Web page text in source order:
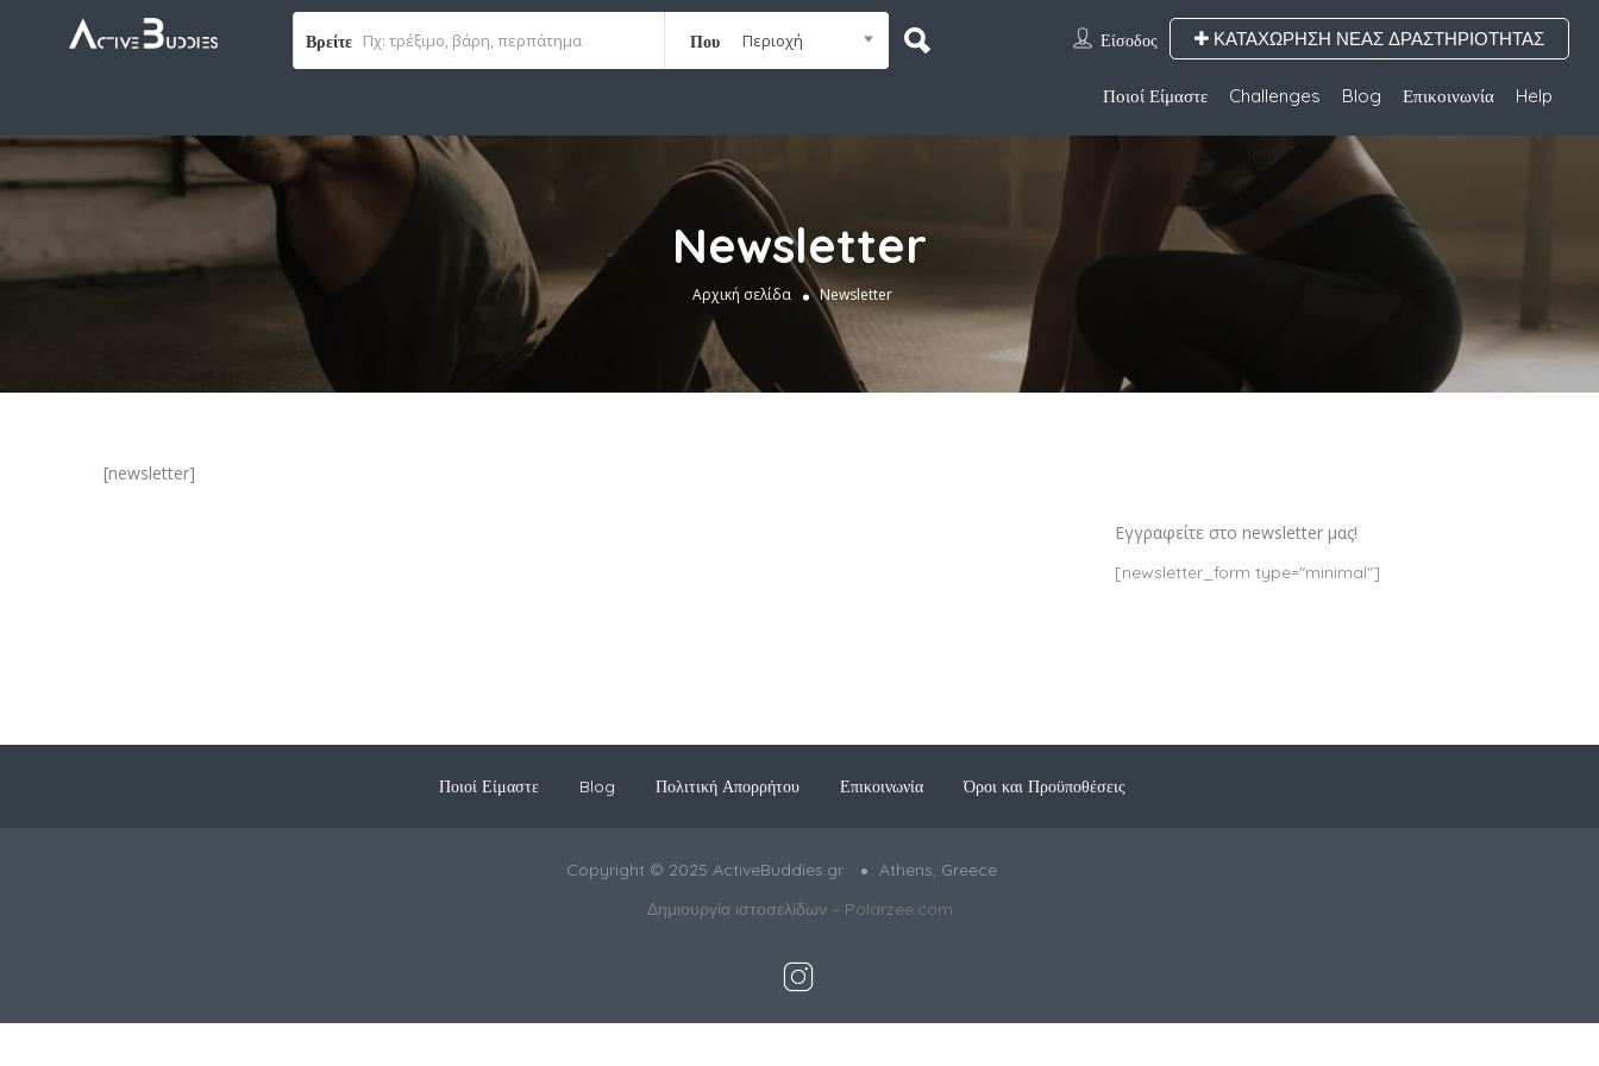
Βρείτε Που Περιοχή Είσοδος ΚΑΤΑΧΩΡΗΣΗ ΝΕΑΣ ΔΡΑΣΤΗΡΙΟΤΗΤΑΣ
Ποιοί Είμαστε Challenges Blog Επικοινωνία Help
Newsletter
Αρχική σελίδα Newsletter
[newsletter]
Εγγραφείτε στο newsletter μας!
[newsletter_form type="minimal"]
Ποιοί Είμαστε Blog Πολιτική Απορρήτου Επικοινωνία Όροι και Προϋποθέσεις
Copyright © 2025 ActiveBuddies.gr
Athens, Greece
Δημιουργία ιστοσελίδων – Polarzee.com